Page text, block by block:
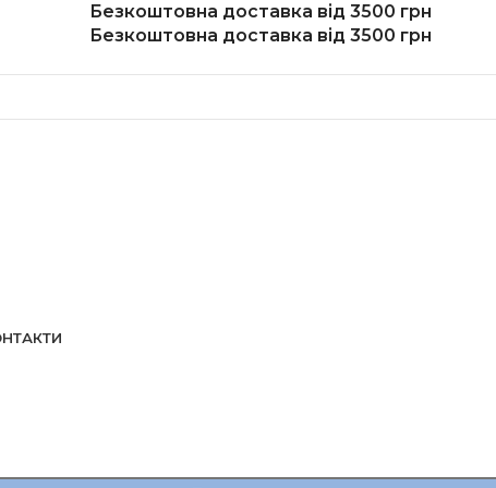
Безкоштовна доставка від 3500 грн
Безкоштовна доставка від 3500 грн